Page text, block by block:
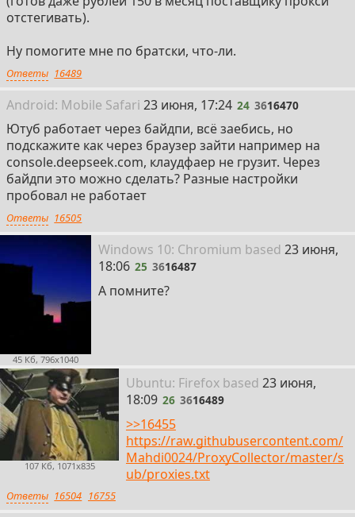
https://github.com/calpa/urusai
отстегивать).
Ну помогите мне по братски, что-ли.
Ответы 16489
Android: Mobile Safari 24
23 июня, 17:24 24 3616470
Ютуб работает через байдпи, всё заебись, но
подскажите как через браузер зайти например на
console.deepseek.com, клаудфаер не грузит. Через
байдпи это можно сделать? Разные настройки
пробовал не работает
Ответы 16505
45 Кб, 796x1040
Windows 10: Chromium based 25
23 июня,
18:06 25 3616487
А помните?
107 Кб, 1071x835
Ubuntu: Firefoxbased 26
23 июня,
18:09 26 3616489
>>16455
https://raw.githubusercontent.com/
Mahdi0024/ProxyCollector/master/s
ub/proxies.txt
Ответы 16504 16755